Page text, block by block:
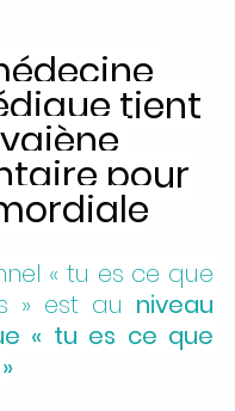
tient
pour
« tu es ce que
» est au niveau
« tu es ce que